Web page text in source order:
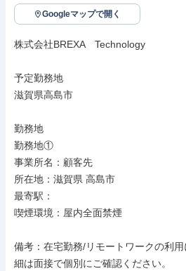
Googleマップで開く
株式会社BREXA　Technology
予定勤務地
滋賀県高島市
勤務地
勤務地①
事業所名：顧客先
所在地：滋賀県 高島市
最寄駅：
喫煙環境：屋内全面禁煙
備考：在宅勤務/リモートワークの利
細は面接で個別にご確認ください。